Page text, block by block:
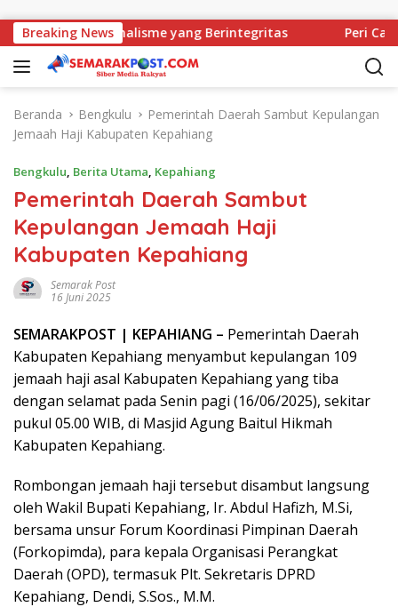
Breaking News
Jurnalisme yang Berintegritas Peri Cantik,
Beranda Bengkulu
Pemerintah Daerah Sambut Kepulangan
Jemaah Haji Kabupaten Kepahiang
Bengkulu, Berita Utama, Kepahiang
Pemerintah Daerah Sambut
Kepulangan Jemaah Haji
Kabupaten Kepahiang
Semarak Post
16 Juni 2025
SEMARAKPOST | KEPAHIANG – Pemerintah Daerah
Kabupaten Kepahiang menyambut kepulangan 109
jemaah haji asal Kabupaten Kepahiang yang tiba
dengan selamat pada Senin pagi (16/06/2025), sekitar
pukul 05.00 WIB, di Masjid Agung Baitul Hikmah
Kabupaten Kepahiang.
Rombongan jemaah haji tersebut disambut langsung
oleh Wakil Bupati Kepahiang, Ir. Abdul Hafizh, M.Si,
bersama unsur Forum Koordinasi Pimpinan Daerah
(Forkopimda), para kepala Organisasi Perangkat
Daerah (OPD), termasuk Plt. Sekretaris DPRD
Kepahiang, Dendi, S.Sos., M.M.